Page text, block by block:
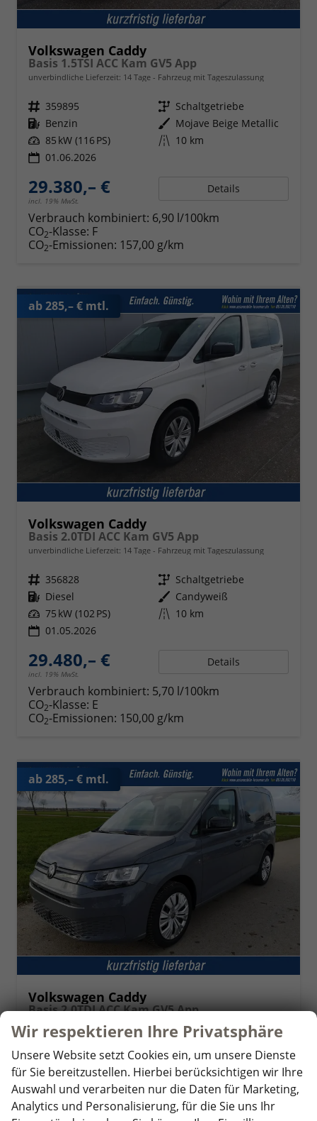
Volkswagen Caddy
Basis 1.5TSI ACC Kam GV5 App
unverbindliche Lieferzeit: 14 Tage Fahrzeug mit Tageszulassung
Fahrzeugnr. 359895 Getriebe Schaltgetriebe
Kraftstoff Benzin Außenfarbe Mojave Beige Metallic
Leistung 85 kW (116 PS) Kilometerstand 10 km
01.06.2026
29.380,– €
incl. 19% MwSt.
Details
Verbrauch kombiniert: 6,90 l/100km
CO2-Klasse: F
CO2-Emissionen: 157,00 g/km
ab 285,– € mtl.
Volkswagen Caddy
Basis 2.0TDI ACC Kam GV5 App
unverbindliche Lieferzeit: 14 Tage Fahrzeug mit Tageszulassung
Fahrzeugnr. 356828 Getriebe Schaltgetriebe
Kraftstoff Diesel Außenfarbe Candyweiß
Leistung 75 kW (102 PS) Kilometerstand 10 km
01.05.2026
29.480,– €
incl. 19% MwSt.
Details
Verbrauch kombiniert: 5,70 l/100km
CO2-Klasse: E
CO2-Emissionen: 150,00 g/km
ab 285,– € mtl.
Volkswagen Caddy
Basis 2.0TDI ACC Kam GV5 App
unverbindliche Lieferzeit: 14 Tage Fahrzeug mit Tageszulassung
Fahrzeugnr. 357548 GetriebeSchaltgetriebe
Kraftstoff Diesel Außenfarbe Puregrey
Leistung 75 kW (102 PS) Kilometerstand 10 km
01.05.2026
Wir respektieren Ihre Privatsphäre
Unsere Website setzt Cookies ein, um unsere Dienste
für Sie bereitzustellen. Hierbei berücksichtigen wir Ihre
Auswahl und verarbeiten nur die Daten für Marketing,
Analytics und Personalisierung, für die Sie uns Ihr